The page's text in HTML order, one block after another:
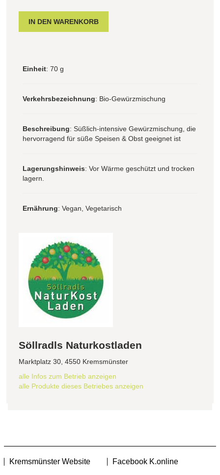
Einheit: 70 g
Verkehrsbezeichnung: Bio-Gewürzmischung
Beschreibung: Süßlich-intensive Gewürzmischung, die
hervorragend für süße Speisen & Obst geeignet ist
Lagerungshinweis: Vor Wärme geschützt und trocken
lagern.
Ernährung: Vegan, Vegetarisch
Söllradls Naturkostladen
Marktplatz 30, 4550 Kremsmünster
alle Infos zum Betrieb anzeigen
alle Produkte dieses Betriebes anzeigen
Kremsmünster Website Facebook K.online